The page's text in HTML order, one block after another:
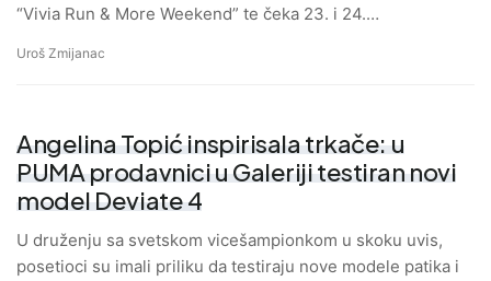
“Vivia Run & More Weekend” te čeka 23. i 24.…
Uroš Zmijanac
Angelina Topić inspirisala trkače: u
PUMA prodavnici u Galeriji testiran novi
model Deviate 4
U druženju sa svetskom vicešampionkom u skoku uvis,
posetioci su imali priliku da testiraju nove modele patika i